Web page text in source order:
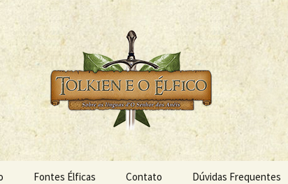
Fontes Élficas Contato Dúvidas Frequentes